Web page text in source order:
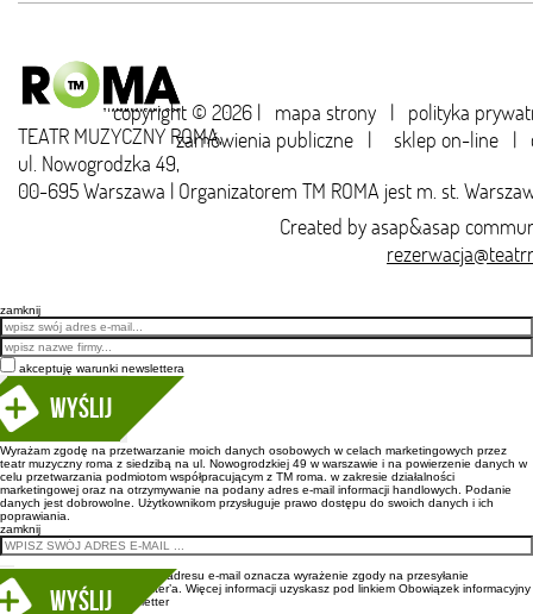
copyright © 2026 | mapa strony | polityka
zamówienia publiczne | sklep on-line |
TEATR MUZYCZNY ROMA,
ul. Nowogrodzka 49,
00-695 Warszawa | Organizatorem TM ROMA jest m. st.
Created byasap&asap
zamknij
Email
akceptuję warunki newslettera
Wyślij
Wyrażam zgodę na przetwarzanie moich danych osobowych w celach marketingowych przez
teatr muzyczny roma z siedzibą na ul. Nowogrodzkiej 49 w warszawie i na powierzenie danych w
celu przetwarzania podmiotom współpracującym z TM roma. w zakresie działalności
marketingowej oraz na otrzymywanie na podany adres e-mail informacji handlowych. Podanie
danych jest dobrowolne. Użytkownikom przysługuje prawo dostępu do swoich danych i ich
poprawiania.
zamknij
Wpisanie adresu e-mail oznacza wyrażenie zgody na przesyłanie
newsletter’a. Więcej informacji uzyskasz pod linkiem Obowiązek informacyjny
newsletter